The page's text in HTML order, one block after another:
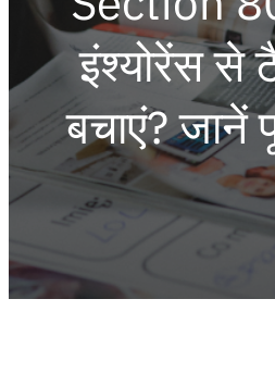
इंश्योरेंस
बचाएं? जानें